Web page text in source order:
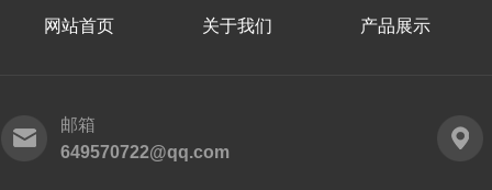
网站首页 关于我们 产品展示
邮箱
649570722@qq.com